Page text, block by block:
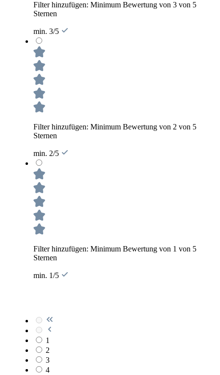
Filter hinzufügen: Minimum Bewertung von 3 von 5
Sternen
min. 3/5
Filter hinzufügen: Minimum Bewertung von 2 von 5
Sternen
min. 2/5
Filter hinzufügen: Minimum Bewertung von 1 von 5
Sternen
min. 1/5
1
2
3
4